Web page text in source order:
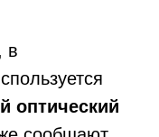
в
оптический